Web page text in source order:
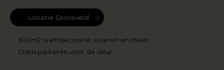
Locatie Gronsveld
600m2 raamdecoratie, vloeren en meer
Gratis parkeren voor de deur